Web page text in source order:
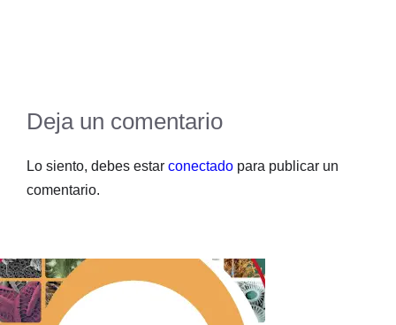
Deja un comentario
Lo siento, debes estar conectado para publicar un
comentario.